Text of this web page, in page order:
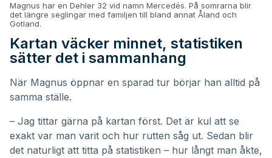
Magnus har en Dehler 32 vid namn Mercedés. På somrarna blir
det längre seglingar med familjen till bland annat Åland och
Gotland.
Kartan väcker minnet, statistiken
sätter det i sammanhang
När Magnus öppnar en sparad tur börjar han alltid på
samma ställe.
– Jag tittar gärna på kartan först. Det är kul att se
exakt var man varit och hur rutten såg ut. Sedan blir
det naturligt att titta på statistiken – hur långt man åkte,